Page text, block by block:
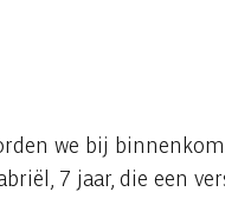
we bij
7 jaar, die een